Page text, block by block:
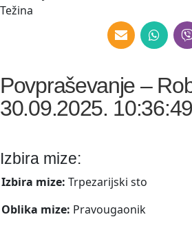
Težina
Povpraševanje –
30.09.2025. 10:36:49
Izbira mize:
Izbira mize: Trpezarijski sto
Oblika mize: Pravougaonik